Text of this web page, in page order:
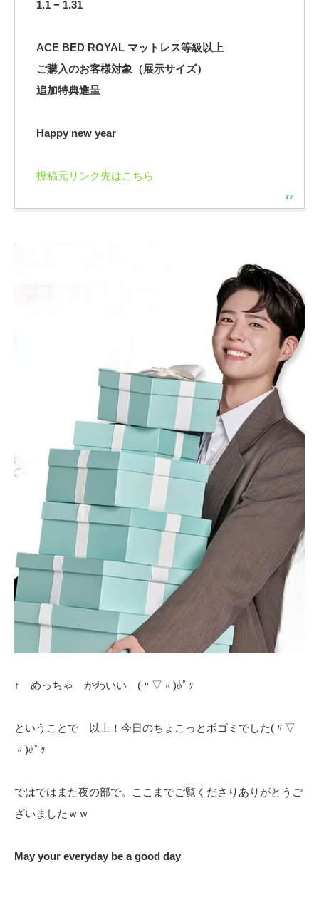
1.1 − 1.31
ACE BED ROYAL マットレス等級以上
ご購入のお客様対象（展示サイズ）
追加特典進呈
Happy new year
投稿元リンク先はこちら
↑ めっちゃ かわいい (〃▽〃)ﾎﾟｯ
ということで 以上！今日のちょこっとボゴミでした(〃▽
〃)ﾎﾟｯ
ではではまた夜の部で。ここまでご覧くださりありがとうご
ざいましたｗｗ
May your everyday be a good day